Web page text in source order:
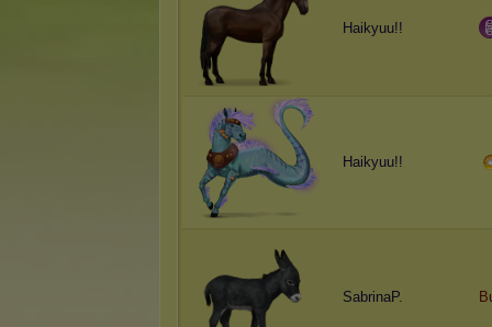
Haikyuu!!
Haikyuu!!
SabrinaP.